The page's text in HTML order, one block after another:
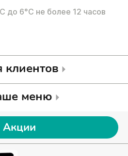
до 6°С не более 12 часов
клиентов
меню
Акции